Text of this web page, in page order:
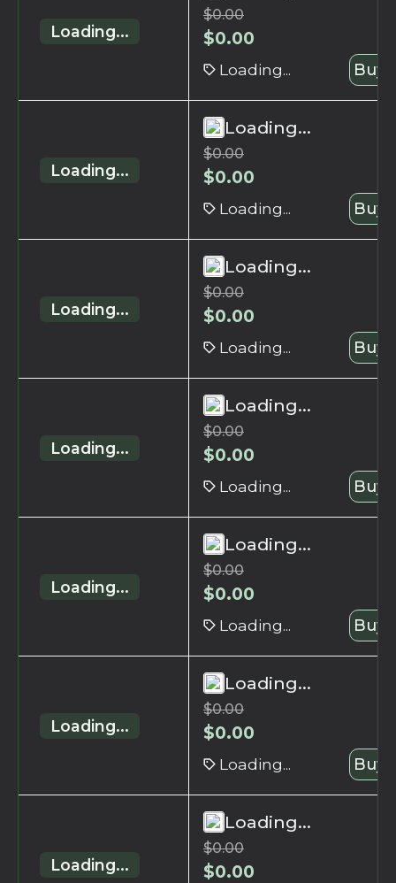
Loading...
$0.00
$0.00
Loading... Buy
Loading...
Loading...
$0.00
$0.00
Loading... Buy
Loading...
Loading...
$0.00
$0.00
Loading... Buy
Loading...
Loading...
$0.00
$0.00
Loading... Buy
Loading...
Loading...
$0.00
$0.00
Loading... Buy
Loading...
Loading...
$0.00
$0.00
Loading... Buy
Loading...
Loading...
$0.00
$0.00